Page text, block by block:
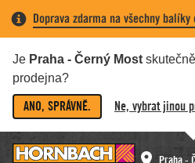
Doprava zdarma na všechny balíky
Je Praha - Černý Most
prodejna?
ANO, SPRÁVNĚ. Ne, vybrat jinou
Praha -